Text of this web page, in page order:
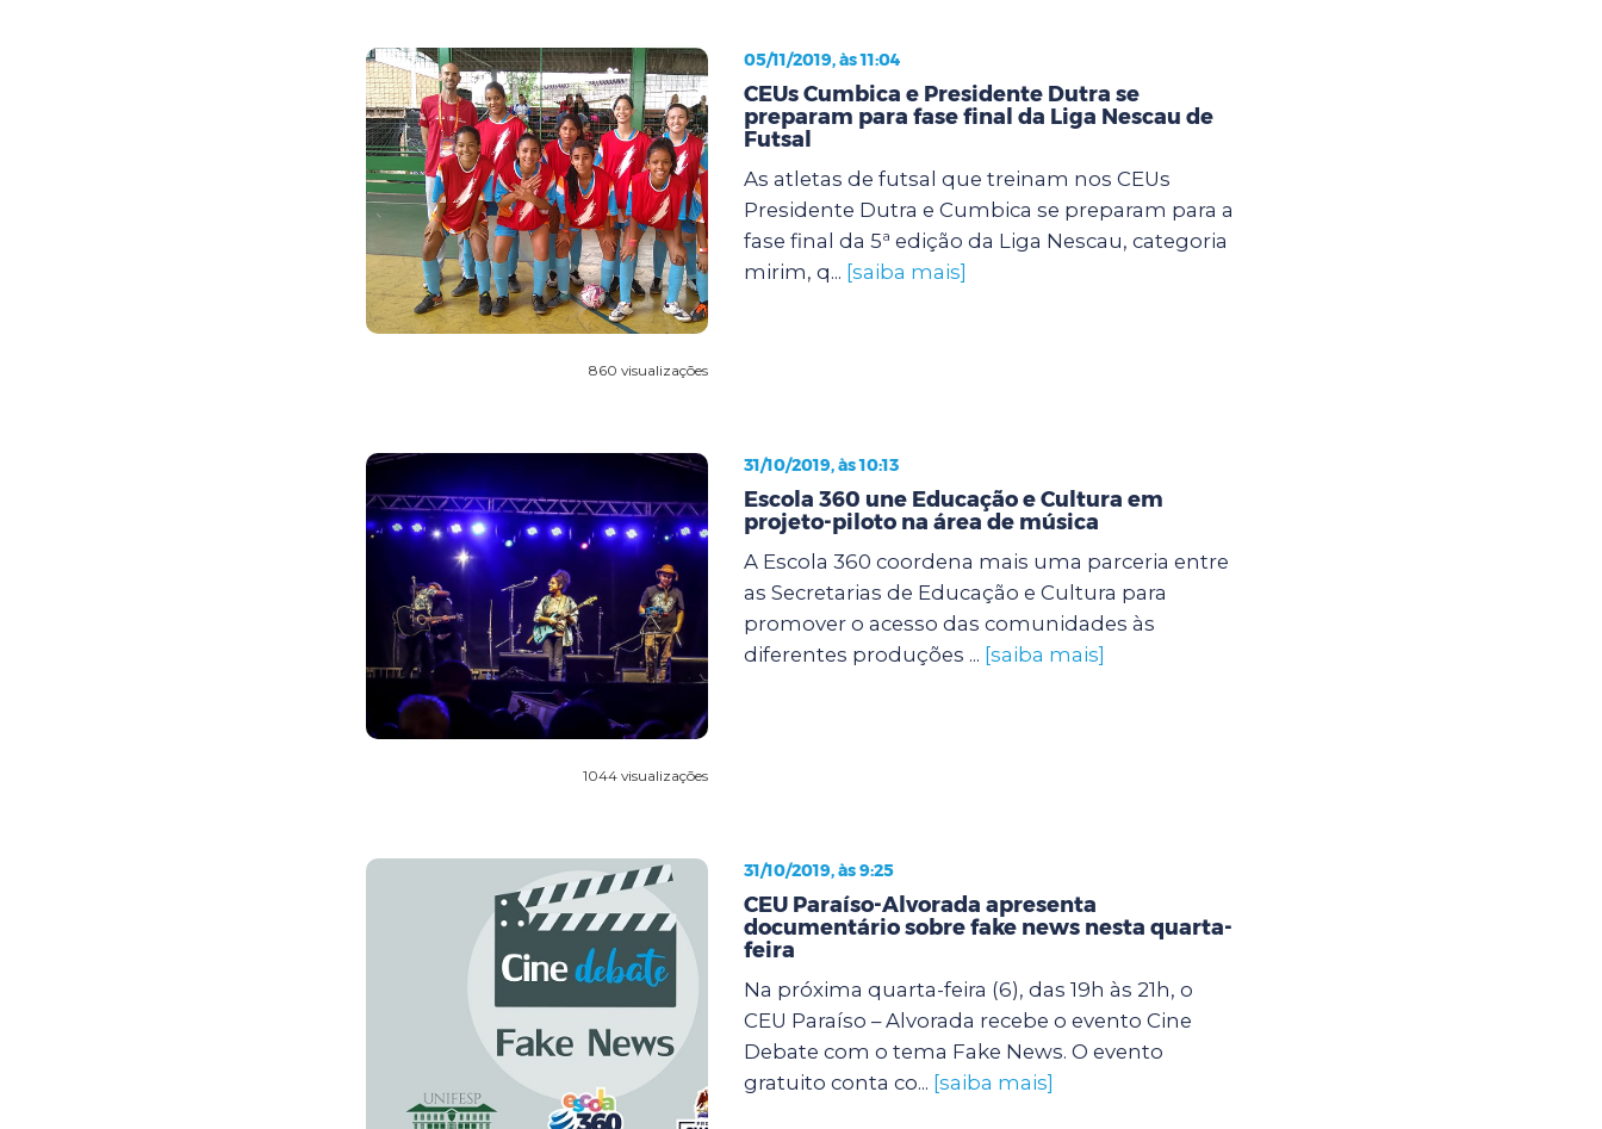
860 visualizações
05/11/2019, às 11:04
CEUs Cumbica e Presidente Dutra se
preparam para fase final da Liga Nescau de
Futsal
As atletas de futsal que treinam nos CEUs
Presidente Dutra e Cumbica se preparam para a
fase final da 5ª edição da Liga Nescau, categoria
mirim, q... [saiba mais]
1044 visualizações
31/10/2019, às 10:13
Escola 360 une Educação e Cultura em
projeto-piloto na área de música
A Escola 360 coordena mais uma parceria entre
as Secretarias de Educação e Cultura para
promover o acesso das comunidades às
diferentes produções ... [saiba mais]
31/10/2019, às 9:25
CEU Paraíso-Alvorada apresenta
documentário sobre fake news nesta quarta-
feira
Na próxima quarta-feira (6), das 19h às 21h, o
CEU Paraíso – Alvorada recebe o evento Cine
Debate com o tema Fake News. O evento
gratuito conta co... [saiba mais]